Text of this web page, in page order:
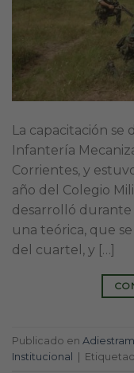
La capacitación
Infantería
Corrientes, y
año del Colegio
desarrolló durante
una teórica, que
del cuartel, y […]
Publicado en
Institucional |